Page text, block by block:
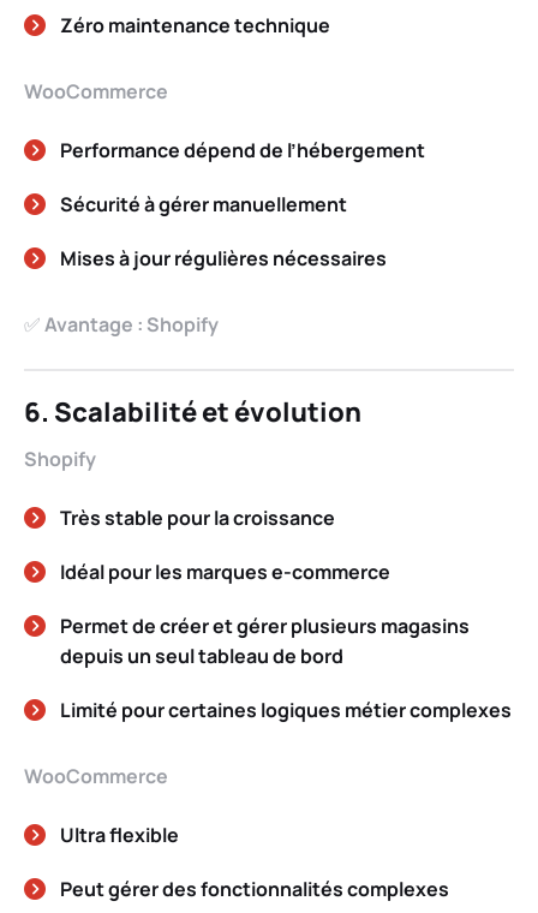
Zéro maintenance technique
WooCommerce
Performance dépend de l’hébergement
Sécurité à gérer manuellement
Mises à jour régulières nécessaires
✅Avantage : Shopify
6. Scalabilité et évolution
Shopify
Très stable pour la croissance
Idéal pour les marques e-commerce
Permet de créer et gérer plusieurs magasins
depuis un seul tableau de bord
Limité pour certaines logiques métier complexes
WooCommerce
Ultra flexible
Peut gérer des fonctionnalités complexes